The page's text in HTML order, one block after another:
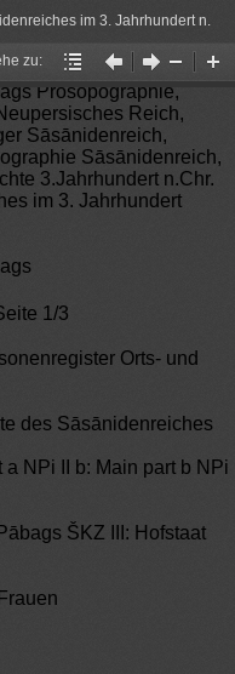
im 3. Jahrhundert n.
Zoom
Out
zu:
Gehe
zu:
Vorheriger
Artikel
Nächster
Artikel
Prosopographie,
Reich,
Sāsānidenreich,
Sāsānidenreich,
3.Jahrhundert n.Chr.
im 3. Jahrhundert
1/3
Orts- und
des Sāsānidenreiches
a NPi II b: Main part b NPi
ŠKZ III: Hofstaat